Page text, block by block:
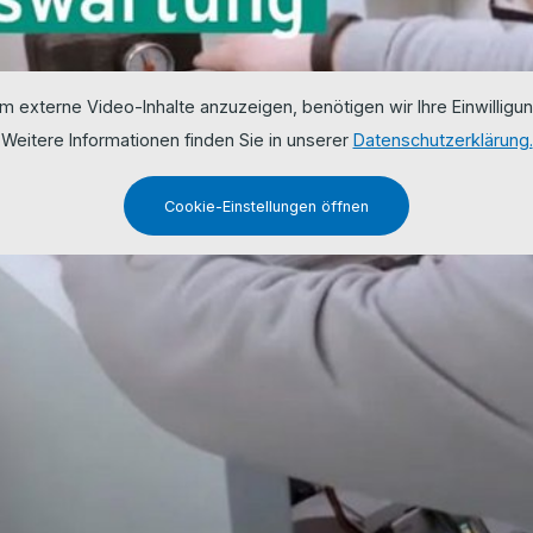
externe Video-Inhalte anzuzeigen, benötigen wir Ihre
Weitere Informationen finden Sie in unserer Datenschutzerklärung.
Cookie-Einstellungen öffnen